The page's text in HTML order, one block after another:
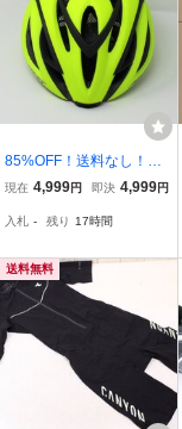
85%OFF！送料なし！！
◆RUDYPROJECT◆RA
◆HL580022◆
現在 4,999円 即決 4,999円
入札 - 残り 17時間
送料無料